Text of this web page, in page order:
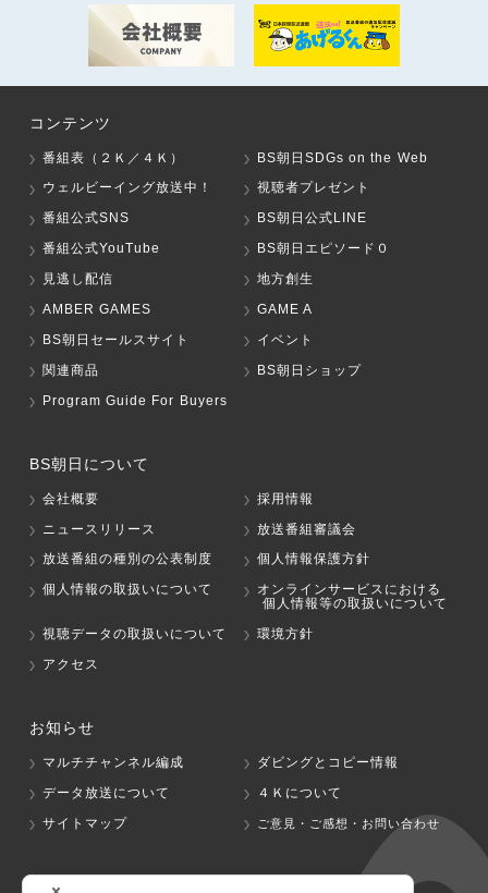
コンテンツ
番組表（２Ｋ／４Ｋ）
BS朝日SDGs on the Web
ウェルビーイング放送中！
視聴者プレゼント
番組公式SNS
BS朝日公式LINE
番組公式YouTube
BS朝日エピソード０
見逃し配信
地方創生
AMBER GAMES
GAME A
BS朝日セールスサイト
イベント
関連商品
BS朝日ショップ
Program Guide For Buyers
BS朝日について
会社概要
採用情報
ニュースリリース
放送番組審議会
放送番組の種別の公表制度
個人情報保護方針
個人情報の取扱いについて
オンラインサービスにおける
個人情報等の取扱いについて
視聴データの取扱いについて
環境方針
アクセス
お知らせ
マルチチャンネル編成
ダビングとコピー情報
データ放送について
４Ｋについて
サイトマップ
ご意見・ご感想・お問い合わせ
グループ会社